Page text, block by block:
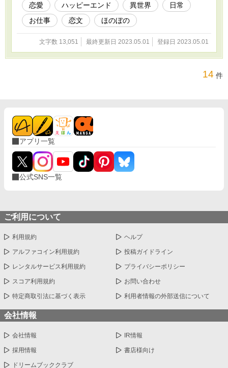
恋愛 ハッピーエンド 異世界
日常
お仕事
恋文 ほのぼの
文字数 13,051 最終更新日 2023.05.01 登録日 2023.05.01
14 件
アプリ一覧
公式SNS一覧
ご利用について
利用規約 ヘルプ
アルファコイン利用規約 投稿ガイドライン
レンタルサービス利用規約 プライバシーポリシー
スコア利用規約 お問い合わせ
特定商取引法に基づく表示 利用者情報の外部送信について
会社情報
会社情報 IR情報
採用情報 書店様向け
ドリームブッククラブ